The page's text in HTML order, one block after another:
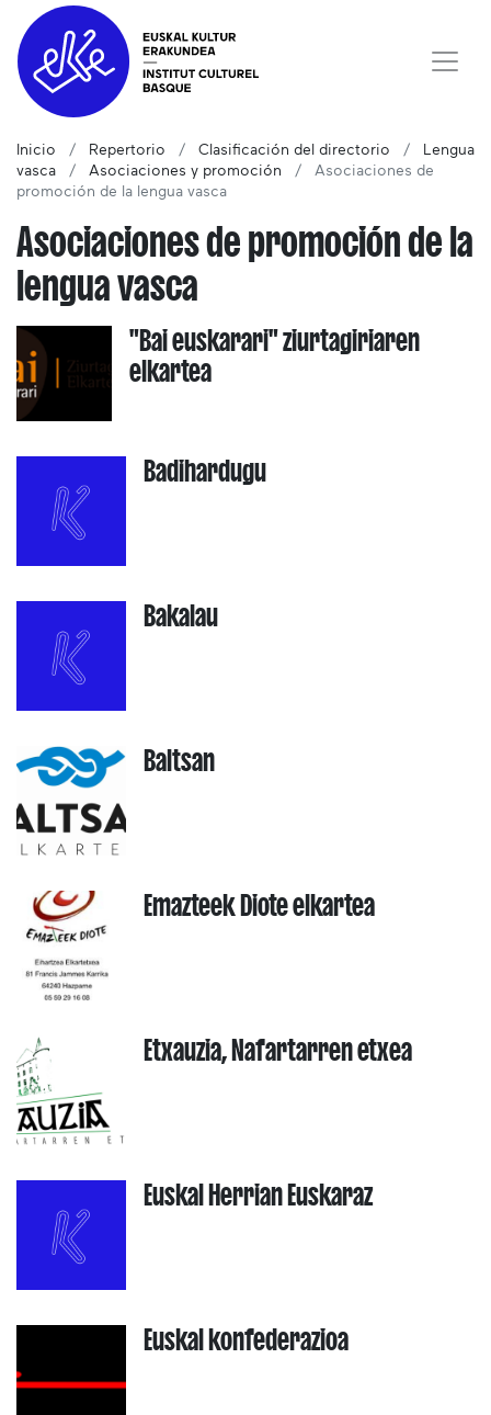
Inicio Repertorio Clasificación del directorio
Lengua
vasca
Asociaciones y promoción
Asociaciones de
promoción de la lengua vasca
Asociaciones de promoción de la
lengua vasca
"Bai euskarari" ziurtagiriaren
elkartea
Badihardugu
Bakalau
Baltsan
Emazteek Diote elkartea
Etxauzia, Nafartarren etxea
Euskal Herrian Euskaraz
Euskal konfederazioa